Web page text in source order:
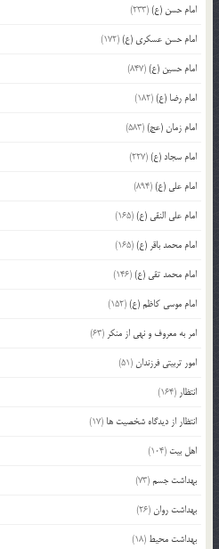
امام حسن (ع)(233)
امام حسن عسکری (ع)(172)
امام حسین (ع)(847)
امام رضا (ع)(182)
امام زمان (عج)(583)
امام سجاد (ع)(227)
امام علی (ع)(894)
امام علی النقی (ع)(165)
امام محمد باقر (ع)(165)
امام محمد تقی (ع)(146)
امام موسی کاظم (ع)(152)
امر به معروف و نهی از منکر (63)
امور تربیتی فرزندان(51)
انتظار (164)
انتظار از دیدگاه شخصیت ها (17)
اهل بیت (104)
بهداشت جسم(73)
بهداشت روان(26)
بهداشت محیط (18)